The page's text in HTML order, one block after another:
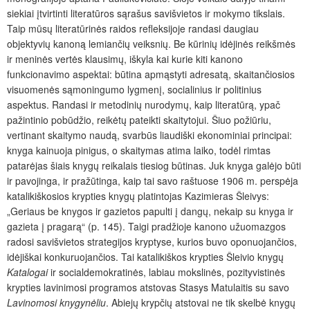
siekiai įtvirtinti literatūros sąrašus savišvietos ir mokymo tikslais.
Taip mūsų literatūrinės raidos refleksijoje randasi daugiau
objektyvių kanoną lemiančių veiksnių. Be kūrinių idėjinės reikšmės
ir meninės vertės klausimų, iškyla kai kurie kiti kanono
funkcionavimo aspektai: būtina apmąstyti adresatą, skaitančiosios
visuomenės sąmoningumo lygmenį, socialinius ir politinius
aspektus. Randasi ir metodinių nurodymų, kaip literatūrą, ypač
pažintinio pobūdžio, reikėtų pateikti skaitytojui. Šiuo požiūriu,
vertinant skaitymo naudą, svarbūs liaudiški ekonominiai principai:
knyga kainuoja pinigus, o skaitymas atima laiko, todėl rimtas
patarėjas šiais knygų reikalais tiesiog būtinas. Juk knyga galėjo būti
ir pavojinga, ir pražūtinga, kaip tai savo raštuose 1906 m. perspėja
katalikiškosios krypties knygų platintojas Kazimieras Šleivys:
„Geriaus be knygos ir gazietos papulti į dangų, nekaip su knyga ir
gazieta į pragarą“ (p. 145). Taigi pradžioje kanono užuomazgos
radosi savišvietos strategijos kryptyse, kurios buvo oponuojančios,
idėjiškai konkuruojančios. Tai katalikiškos krypties Šleivio knygų
Katalogaiir socialdemokratinės, labiau mokslinės, pozityvistinės
krypties lavinimosi programos atstovas Stasys Matulaitis su savo
Lavinomosi knygynėliu. Abiejų krypčių atstovai ne tik skelbė knygų